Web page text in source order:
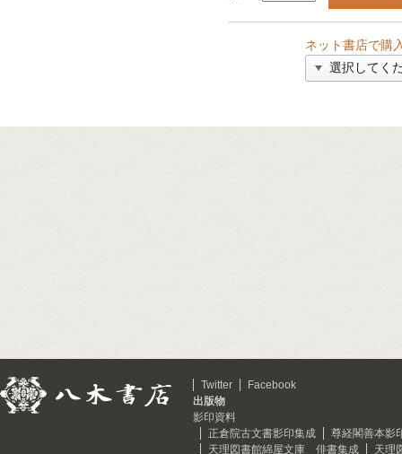
ネット書店で購
Twitter
Facebook
出版物
影印資料
正倉院古文書影印集成
尊経閣善本影
天理図書館綿屋文庫 俳書集成
天理